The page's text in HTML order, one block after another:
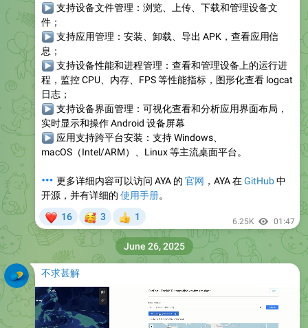
支持设备文件管理 ：浏览、上传、下载和管理设备文
件；
支持应用管理 ：安装、卸载、导出 APK，查看应用信
息；
支持设备性能和进程管理 ：查看和管理设备上的运行进
程，监控 CPU、内存、FPS 等性能指标，图形化查看 logcat
日志；
支持设备界面管理 ：可视化查看和分析应用界面布局，
实时显示和操作 Android 设备屏幕
应用支持跨平台安装 ：支持 Windows、
macOS（Intel/ARM）、Linux 等主流桌面平台。
更多详细内容可以访问 AYA 的 官网 ，AYA 在GitHub中
开源，并有详细的 使用手册。
16 3
👍
1 6.25K 01:47
不求甚解
June 26, 2025